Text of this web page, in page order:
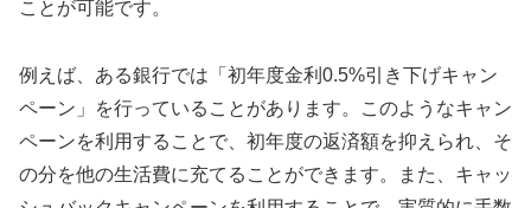
ことが可能です。
例えば、ある銀行では「初年度金利0.5%引き下げキャン
ペーン」を行っていることがあります。このようなキャン
ペーンを利用することで、初年度の返済額を抑えられ、そ
の分を他の生活費に充てることができます。また、キャッ